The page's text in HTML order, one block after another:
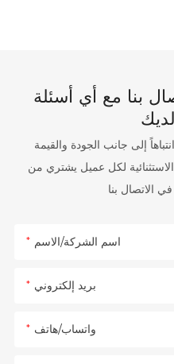
بنا مع أي أسئلة
إلى جانب الجودة والقيمة
الاستثنائية لكل عميل يشتري من LKS. إذا كان لديك أي أسئلة حول
اسم الشركة/الاسم
بريد إلكتروني
واتساب/هاتف